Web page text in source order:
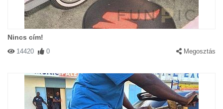
Nincs cím!
14420 0 Megosztás